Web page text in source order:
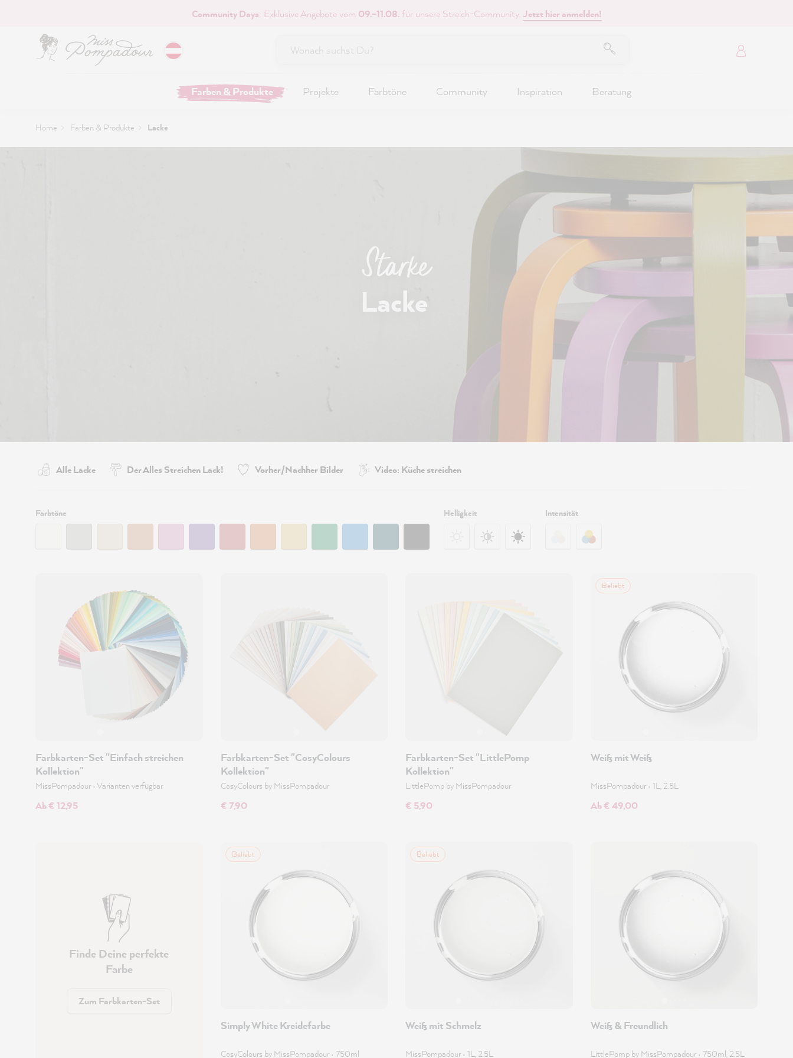
Community Days: Exklusive Angebote vom 09.–11.08.für unsere Streich-Community. Jetzt hier anmelden!
Farben & Produkte Projekte Farbtöne Community Inspiration Beratung
Home Farben & Produkte Lacke
Starke
Lacke
Alle Lacke Der Alles Streichen Lack! Vorher/Nachher Bilder Video: Küche streichen
Filtern:
Farbtöne Helligkeit Intensität
Farbkarten-Set "Einfach streichen
Kollektion"
MissPompadour • Varianten verfügbar
Ab € 12,95
Farbkarten-Set "CosyColours
Kollektion"
CosyColours by MissPompadour
€ 7,90
Farbkarten-Set "LittlePomp
Kollektion"
LittlePomp by MissPompadour
€ 5,90
Beliebt
Weiß mit Weiß
MissPompadour • 1L, 2.5L
Ab € 49,00
Finde Deine perfekte
Farbe
Zum Farbkarten-Set
Beliebt
Simply White Kreidefarbe
CosyColours by MissPompadour • 750ml
Beliebt
Weiß mit Schmelz
MissPompadour • 1L, 2.5L
Weiß & Freundlich
LittlePomp by MissPompadour • 750ml, 2.5L